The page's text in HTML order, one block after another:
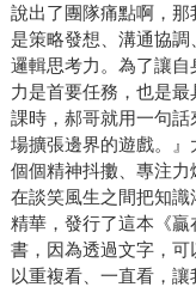
說出了團隊痛點啊，
是策略發想、溝通協
邏輯思考力。為了讓
力是首要任務，也是
課時，郝哥就用一句
場擴張邊界的遊戲。
個個精神抖擻、專注
在談笑風生之間把知
精華，發行了這本《
書，因為透過文字，
以重複看、一直看，